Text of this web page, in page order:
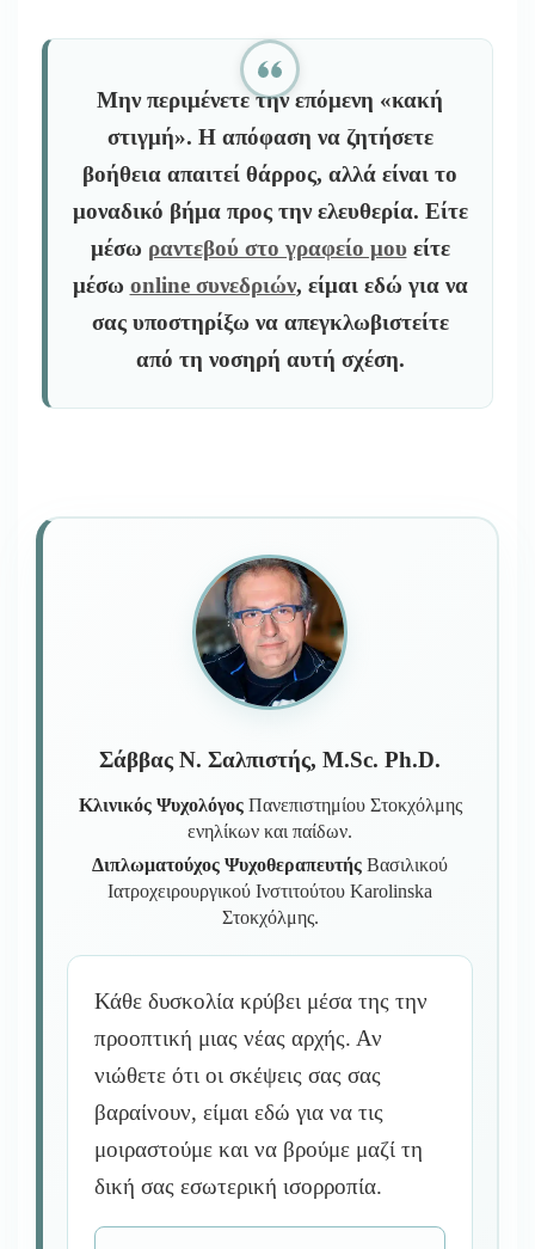
Μην περιμένετε την επόμενη «κακή
στιγμή». Η απόφαση να ζητήσετε
βοήθεια απαιτεί θάρρος, αλλά είναι το
μοναδικό βήμα προς την ελευθερία. Είτε
μέσω ραντεβού στο γραφείο μουείτε
μέσω online συνεδριών, είμαι εδώ για να
σας υποστηρίξω να απεγκλωβιστείτε
από τη νοσηρή αυτή σχέση.
Σάββας Ν. Σαλπιστής, M.Sc. Ph.D.
Κλινικός ΨυχολόγοςΠανεπιστημίου Στοκχόλμης
ενηλίκων και παίδων.
Διπλωματούχος Ψυχοθεραπευτής Βασιλικού
Ιατροχειρουργικού Ινστιτούτου Karolinska
Στοκχόλμης.
Κάθε δυσκολία κρύβει μέσα της την
προοπτική μιας νέας αρχής. Αν
νιώθετε ότι οι σκέψεις σας σας
βαραίνουν, είμαι εδώ για να τις
μοιραστούμε και να βρούμε μαζί τη
δική σας εσωτερική ισορροπία.